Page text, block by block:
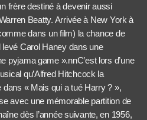
frère destiné à devenir aussi
Beatty. Arrivée à New York à
dans un film) la chance de
Carol Haney dans une
pyjama game ».nnC’est lors d’une
qu’Alfred Hitchcock la
dans « Mais qui a tué Harry ? »,
avec une mémorable partition de
dès l’année suivante, en 1956,